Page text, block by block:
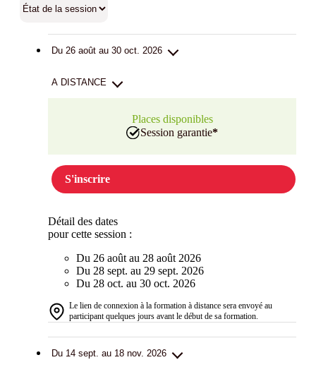
Du 26 août au 30 oct. 2026
A DISTANCE
Places disponibles
Session garantie*
S'inscrire
Détail des dates
pour cette session :
Du 26 août au 28 août 2026
Du 28 sept. au 29 sept. 2026
Du 28 oct. au 30 oct. 2026
Le lien de connexion à la formation à distance sera envoyé au
participant quelques jours avant le début de sa formation.
Du 14 sept. au 18 nov. 2026